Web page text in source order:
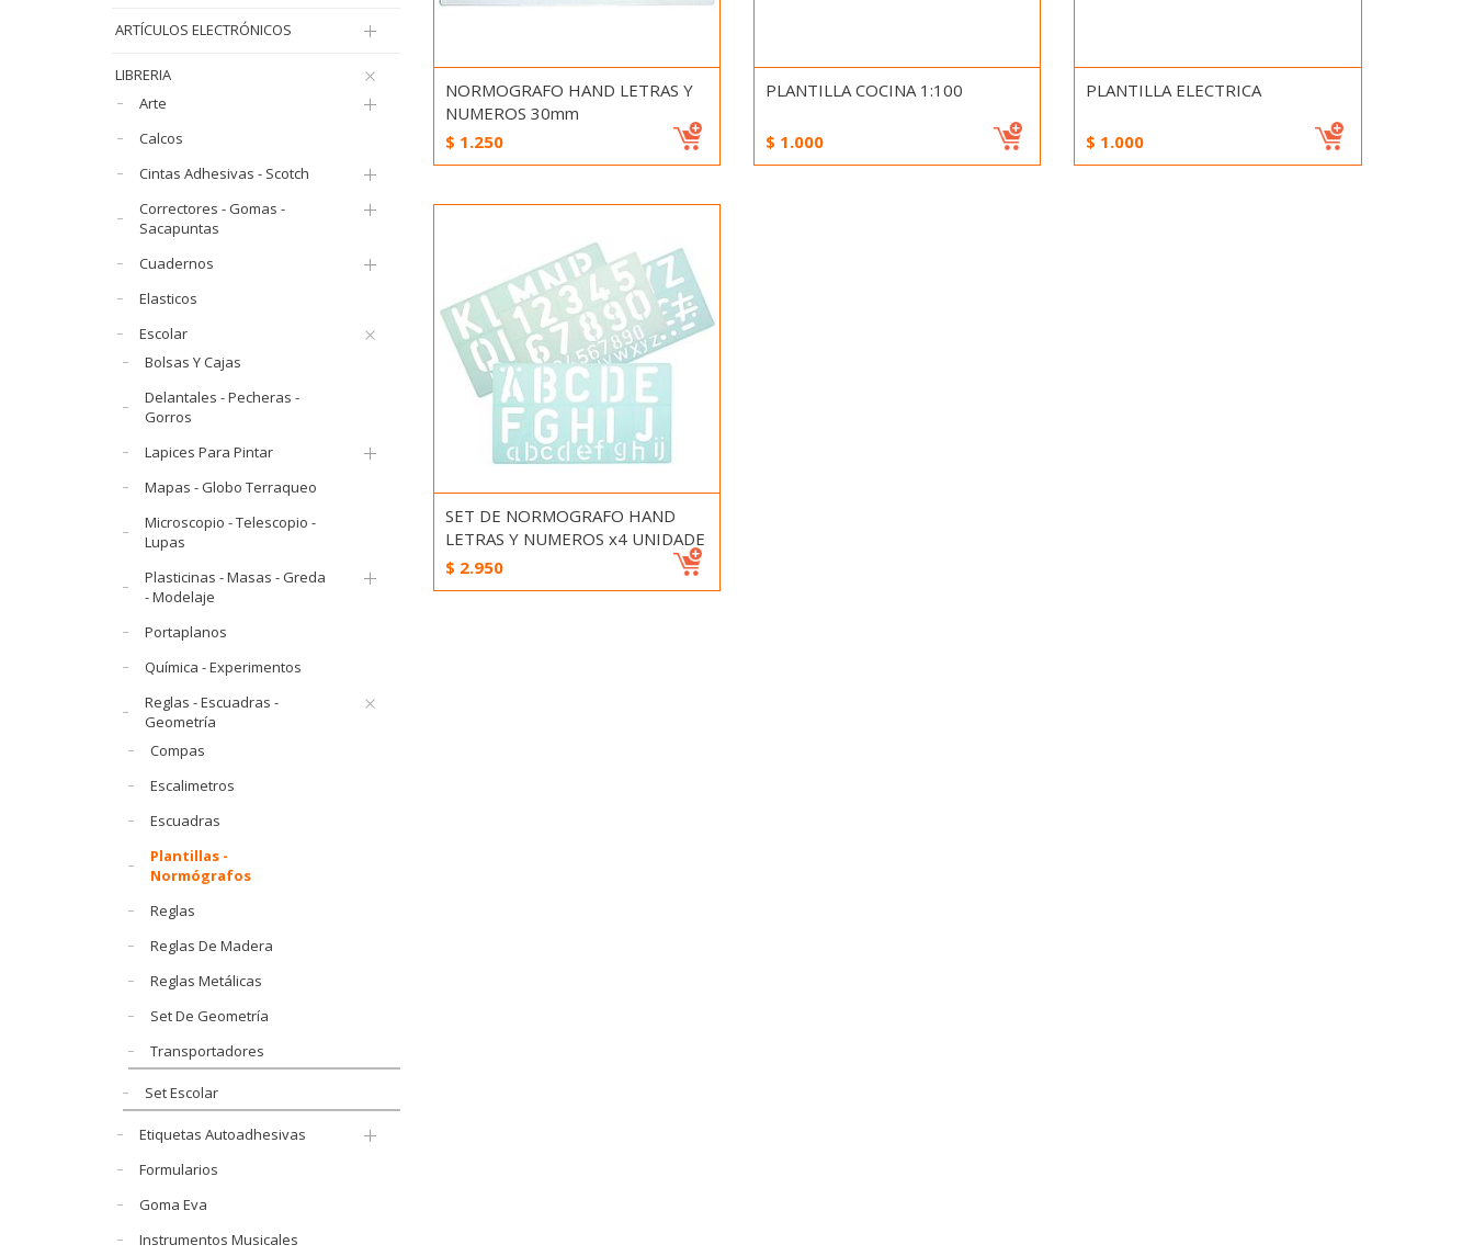
ARTÍCULOS ELECTRÓNICOS
LIBRERIA
Arte
Calcos
Cintas Adhesivas - Scotch
Correctores - Gomas -
Sacapuntas
Cuadernos
Elasticos
Escolar
Bolsas Y Cajas
Delantales - Pecheras -
Gorros
Lapices Para Pintar
Mapas - Globo Terraqueo
Microscopio - Telescopio -
Lupas
Plasticinas - Masas - Greda
- Modelaje
Portaplanos
Química - Experimentos
Reglas - Escuadras -
Geometría
Compas
Escalimetros
Escuadras
Plantillas -
Normógrafos
Reglas
Reglas De Madera
Reglas Metálicas
Set De Geometría
Transportadores
Set Escolar
Etiquetas Autoadhesivas
Formularios
Goma Eva
Instrumentos Musicales
NORMOGRAFO HAND LETRAS Y
NUMEROS 30mm
$ 1.250
PLANTILLA COCINA 1:100
$ 1.000
PLANTILLA ELECTRICA
$ 1.000
SET DE NORMOGRAFO HAND
LETRAS Y NUMEROS x4 UNIDADE
$ 2.950